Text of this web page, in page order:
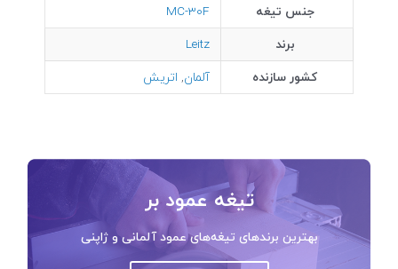
جنس تیغه
MC-30F
برند
Leitz
کشور سازنده
آلمان, اتریش
تیغه عمود بر
بهترین برندهای تیغه‌های عمود آلمانی و ژاپنی